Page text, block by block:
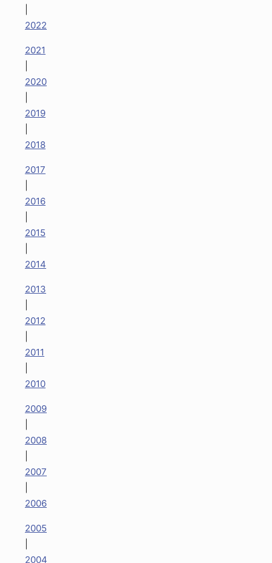
2022
2021
2020
2019
2018
2017
2016
2015
2014
2013
2012
2011
2010
2009
2008
2007
2006
2005
2004